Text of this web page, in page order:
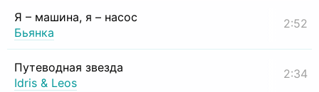
Я – машина, я – насос
Бьянка
2:52
Путеводная звезда
Idris & Leos
2:34